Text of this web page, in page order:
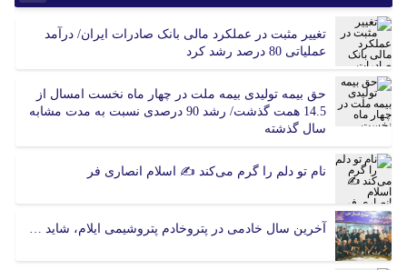
آذربایجان شرقی
اردبیل اصفهان
البرز
بوشهر
چهارمحال بختیاری خراسان جنوبی
خراسان رضوی
خوزستان
سمنان سیستان و بلوچستان
فارس
قم کردستان
کرمان
تغییر مثبت در عملکرد مالی بانک صادرات ایران/ درآمد
عملیاتی 80 درصد رشد کرد
حق بیمه تولیدی بیمه ملت در چهار ماه نخست امسال از
14.5 همت گذشت/ رشد 90 درصدی نسبت به مدت مشابه
سال گذشته
نام تو دلم را گرم می‌کند ✍️ اسلام انصاری فر
آخرین سال خادمی در پتروخادم پتروشیمی ایلام، شاید …